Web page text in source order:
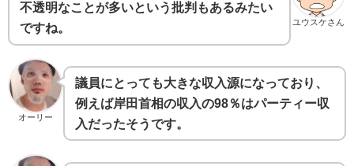
ユウスケさん
不透明なことが多いという批判もあるみたい
ですね。
オーリー
議員にとっても大きな収入源になっており、
例えば岸田首相の収入の98％はパーティー収
入だったそうです。